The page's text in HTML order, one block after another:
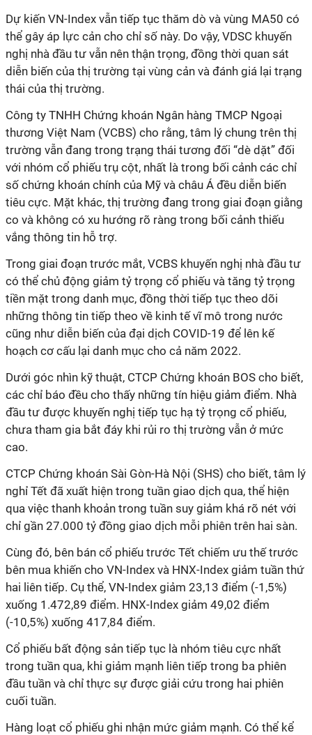
Dự kiến VN-Index vẫn tiếp tục thăm dò và vùng MA50 có
thể gây áp lực cản cho chỉ số này. Do vậy, VDSC khuyến
nghị nhà đầu tư vẫn nên thận trọng, đồng thời quan sát
diễn biến của thị trường tại vùng cản và đánh giá lại trạng
thái của thị trường.
Công ty TNHH Chứng khoán Ngân hàng TMCP Ngoại
thương Việt Nam (VCBS) cho rằng, tâm lý chung trên thị
trường vẫn đang trong trạng thái tương đối “dè dặt” đối
với nhóm cổ phiếu trụ cột, nhất là trong bối cảnh các chỉ
số chứng khoán chính của Mỹ và châu Á đều diễn biến
tiêu cực. Mặt khác, thị trường đang trong giai đoạn giằng
co và không có xu hướng rõ ràng trong bối cảnh thiếu
vắng thông tin hỗ trợ.
Trong giai đoạn trước mắt, VCBS khuyến nghị nhà đầu tư
có thể chủ động giảm tỷ trọng cổ phiếu và tăng tỷ trọng
tiền mặt trong danh mục, đồng thời tiếp tục theo dõi
những thông tin tiếp theo về kinh tế vĩ mô trong nước
cũng như diễn biến của đại dịch COVID-19 để lên kế
hoạch cơ cấu lại danh mục cho cả năm 2022.
Dưới góc nhìn kỹ thuật, CTCP Chứng khoán BOS cho biết,
các chỉ báo đều cho thấy những tín hiệu giảm điểm. Nhà
đầu tư được khuyến nghị tiếp tục hạ tỷ trọng cổ phiếu,
chưa tham gia bắt đáy khi rủi ro thị trường vẫn ở mức
cao.
CTCP Chứng khoán Sài Gòn-Hà Nội (SHS) cho biết, tâm lý
nghỉ Tết đã xuất hiện trong tuần giao dịch qua, thể hiện
qua việc thanh khoản trong tuần suy giảm khá rõ nét với
chỉ gần 27.000 tỷ đồng giao dịch mỗi phiên trên hai sàn.
Cùng đó, bên bán cổ phiếu trước Tết chiếm ưu thế trước
bên mua khiến cho VN-Index và HNX-Index giảm tuần thứ
hai liên tiếp. Cụ thể, VN-Index giảm 23,13 điểm (-1,5%)
xuống 1.472,89 điểm. HNX-Index giảm 49,02 điểm
(-10,5%) xuống 417,84 điểm.
Cổ phiếu bất động sản tiếp tục là nhóm tiêu cực nhất
trong tuần qua, khi giảm mạnh liên tiếp trong ba phiên
đầu tuần và chỉ thực sự được giải cứu trong hai phiên
cuối tuần.
Hàng loạt cổ phiếu ghi nhận mức giảm mạnh. Có thể kể